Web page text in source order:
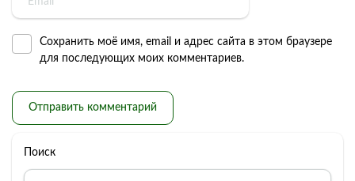
Сохранить моё имя, email и адрес сайта в этом браузере
для последующих моих комментариев.
Поиск